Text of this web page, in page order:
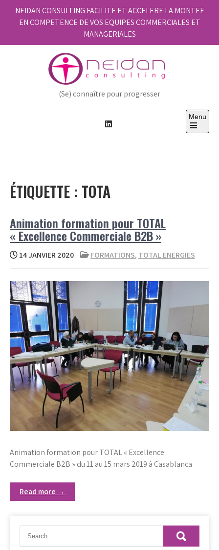
NEIDAN CONSULTING FACILITE ET ACCELERE LA MONTEE
EN COMPETENCE DE VOS EQUIPES COMMERCIALES ET
MANAGERIALES
(Se) connaître pour progresser
Menu
Open
ÉTIQUETTE : TOTA
Animation formation pour TOTAL
« Excellence Commerciale B2B »
14 JANVIER 2020 FORMATIONS, TOTAL ENERGIES
Animation formation pour TOTAL « Excellence
Commerciale B2B » du 11 au 15 mars 2019 à Casablanca
Read more →